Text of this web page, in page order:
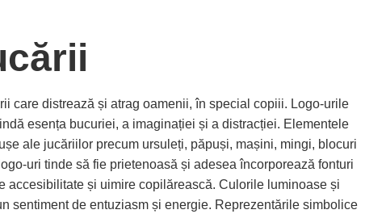
care distrează și atrag oamenii, în special copiii. Logo-urile
esența bucuriei, a imaginației și a distracției. Elementele
ale jucăriilor precum ursuleți, păpuși, mașini, mingi, blocuri
uri tinde să fie prietenoasă și adesea încorporează fonturi
accesibilitate și uimire copilărească. Culorile luminoase și
sentiment de entuziasm și energie. Reprezentările simbolice